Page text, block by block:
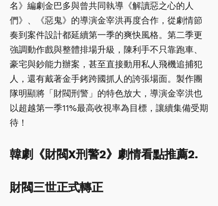
名》編劇金巴多與曾共同執導《解讀惡之心的人
們》、《惡鬼》的導演金宰洪再度合作，從劇情節
奏到案件設計都延續第一季的爽快風格。第二季更
強調動作戲與整體排場升級，陳利手不只靠跑車、
豪宅與鈔能力辦案，甚至直接動用私人飛機追捕犯
人，還有戴著金手銬跨國抓人的誇張場面。製作團
隊明顯將「財閥刑警」的特色放大，導演金宰洪也
以超越第一季11%最高收視率為目標，讓續集備受期
待！
韓劇《財閥X刑警2》劇情看點推薦2.
財閥三世正式轉正